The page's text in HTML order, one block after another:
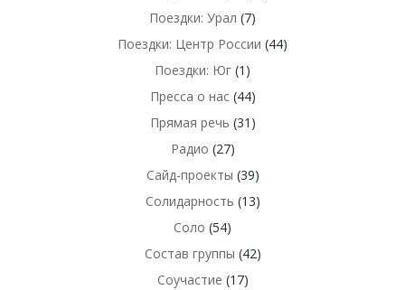
Поездки: Урал (7)
Поездки: Центр России (44)
Поездки: Юг (1)
Пресса о нас(44)
Прямая речь (31)
Радио (27)
Сайд-проекты (39)
Солидарность (13)
Соло (54)
Состав группы (42)
Соучастие (17)